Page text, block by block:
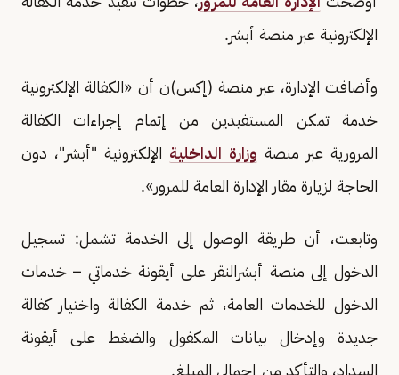
الإلكترونية عبر منصة أبشر.
وأضافت الإدارة، عبر منصة (إكس)ن أن «الكفالة الإلكترونية
خدمة تمكن المستفيدين من إتمام إجراءات الكفالة
المرورية عبر منصة وزارة الداخلية الإلكترونية "أبشر"، دون
الحاجة لزيارة مقار الإدارة العامة للمرور».
وتابعت، أن طريقة الوصول إلى الخدمة تشمل: تسجيل
الدخول إلى منصة أبشرالنقر على أيقونة خدماتي – خدمات
الدخول للخدمات العامة، ثم خدمة الكفالة واختيار كفالة
جديدة وإدخال بيانات المكفول والضغط على أيقونة
السداد، والتأكد من إجمالي المبلغ.